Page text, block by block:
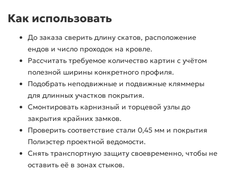
Как использовать
До заказа сверить длину скатов, расположение
ендов и число проходок на кровле.
Рассчитать требуемое количество картин с учётом
полезной ширины конкретного профиля.
Подобрать неподвижные и подвижные кляммеры
для длинных участков покрытия.
Смонтировать карнизный и торцевой узлы до
закрытия крайних замков.
Проверить соответствие стали 0,45 мм и покрытия
Полиэстер проектной ведомости.
Снять транспортную защиту своевременно, чтобы не
оставить её в зонах стыков.